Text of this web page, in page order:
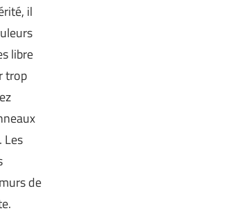
il
libre
trop
Les
de